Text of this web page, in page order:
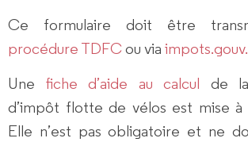
Ce formulaire doit être
procédure TDFCou via
Une fiche d’aide au calcul de
d’impôt flotte de vélos est mise à
Elle n’est pas obligatoire et ne